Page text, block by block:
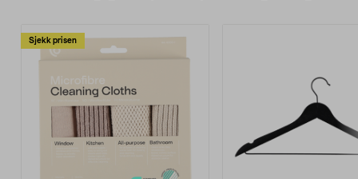
Sjekk prisen